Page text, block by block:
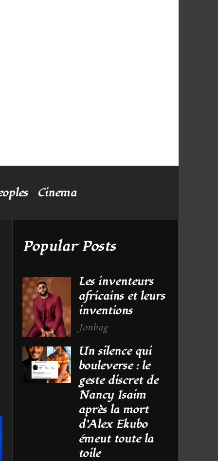
Cinema
Popular Posts
Les inventeurs
africains et leurs
inventions
Jonbag
Un silence qui
bouleverse : le
geste discret de
Nancy Isaim
après la mort
d’Alex Ekubo
émeut toute la
toile